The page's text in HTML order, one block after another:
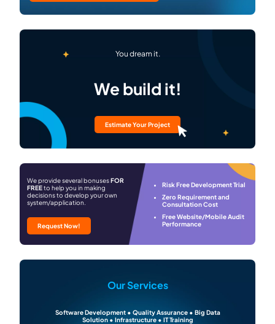
You dream it.
We build it!
Estimate Your Project
We provide several bonusesFOR
FREEto help you in making
decisions to develop your own
system/application.
Request Now!
Risk Free Development Trial
Zero Requirement and
Consultation Cost
Free Website/Mobile Audit
Performance
Our Services
Software Development • Quality Assurance • Big Data
Solution • Infrastructure • IT Training